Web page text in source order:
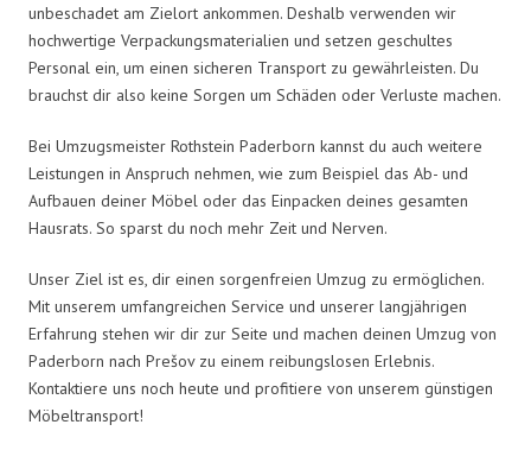
unbeschadet am Zielort ankommen. Deshalb verwenden wir
hochwertige Verpackungsmaterialien und setzen geschultes
Personal ein, um einen sicheren Transport zu gewährleisten. Du
brauchst dir also keine Sorgen um Schäden oder Verluste machen.
Bei Umzugsmeister Rothstein Paderborn kannst du auch weitere
Leistungen in Anspruch nehmen, wie zum Beispiel das Ab- und
Aufbauen deiner Möbel oder das Einpacken deines gesamten
Hausrats. So sparst du noch mehr Zeit und Nerven.
Unser Ziel ist es, dir einen sorgenfreien Umzug zu ermöglichen.
Mit unserem umfangreichen Service und unserer langjährigen
Erfahrung stehen wir dir zur Seite und machen deinen Umzug von
Paderborn nach Prešov zu einem reibungslosen Erlebnis.
Kontaktiere uns noch heute und profitiere von unserem günstigen
Möbeltransport!